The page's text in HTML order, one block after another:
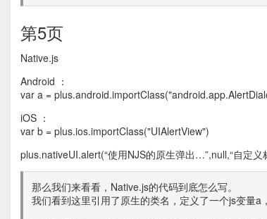
第5页
Native.js
Android ：
var a =
iOS ：
var b = plus.ios.importClass("UIAlertView")
plus.nativeUI.alert(“使用NJS的原生弹出…”,null,“自定义
那么我们来看看，Native.js的代码到底怎么写。
我们看到这里引用了原生的类名，定义了一个js变量a